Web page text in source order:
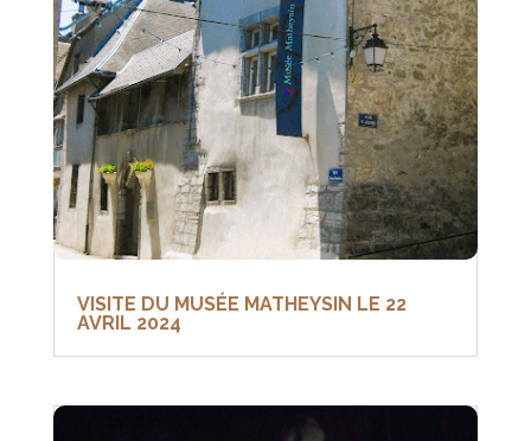
VISITE DU MUSÉE MATHEYSIN LE 22
AVRIL 2024